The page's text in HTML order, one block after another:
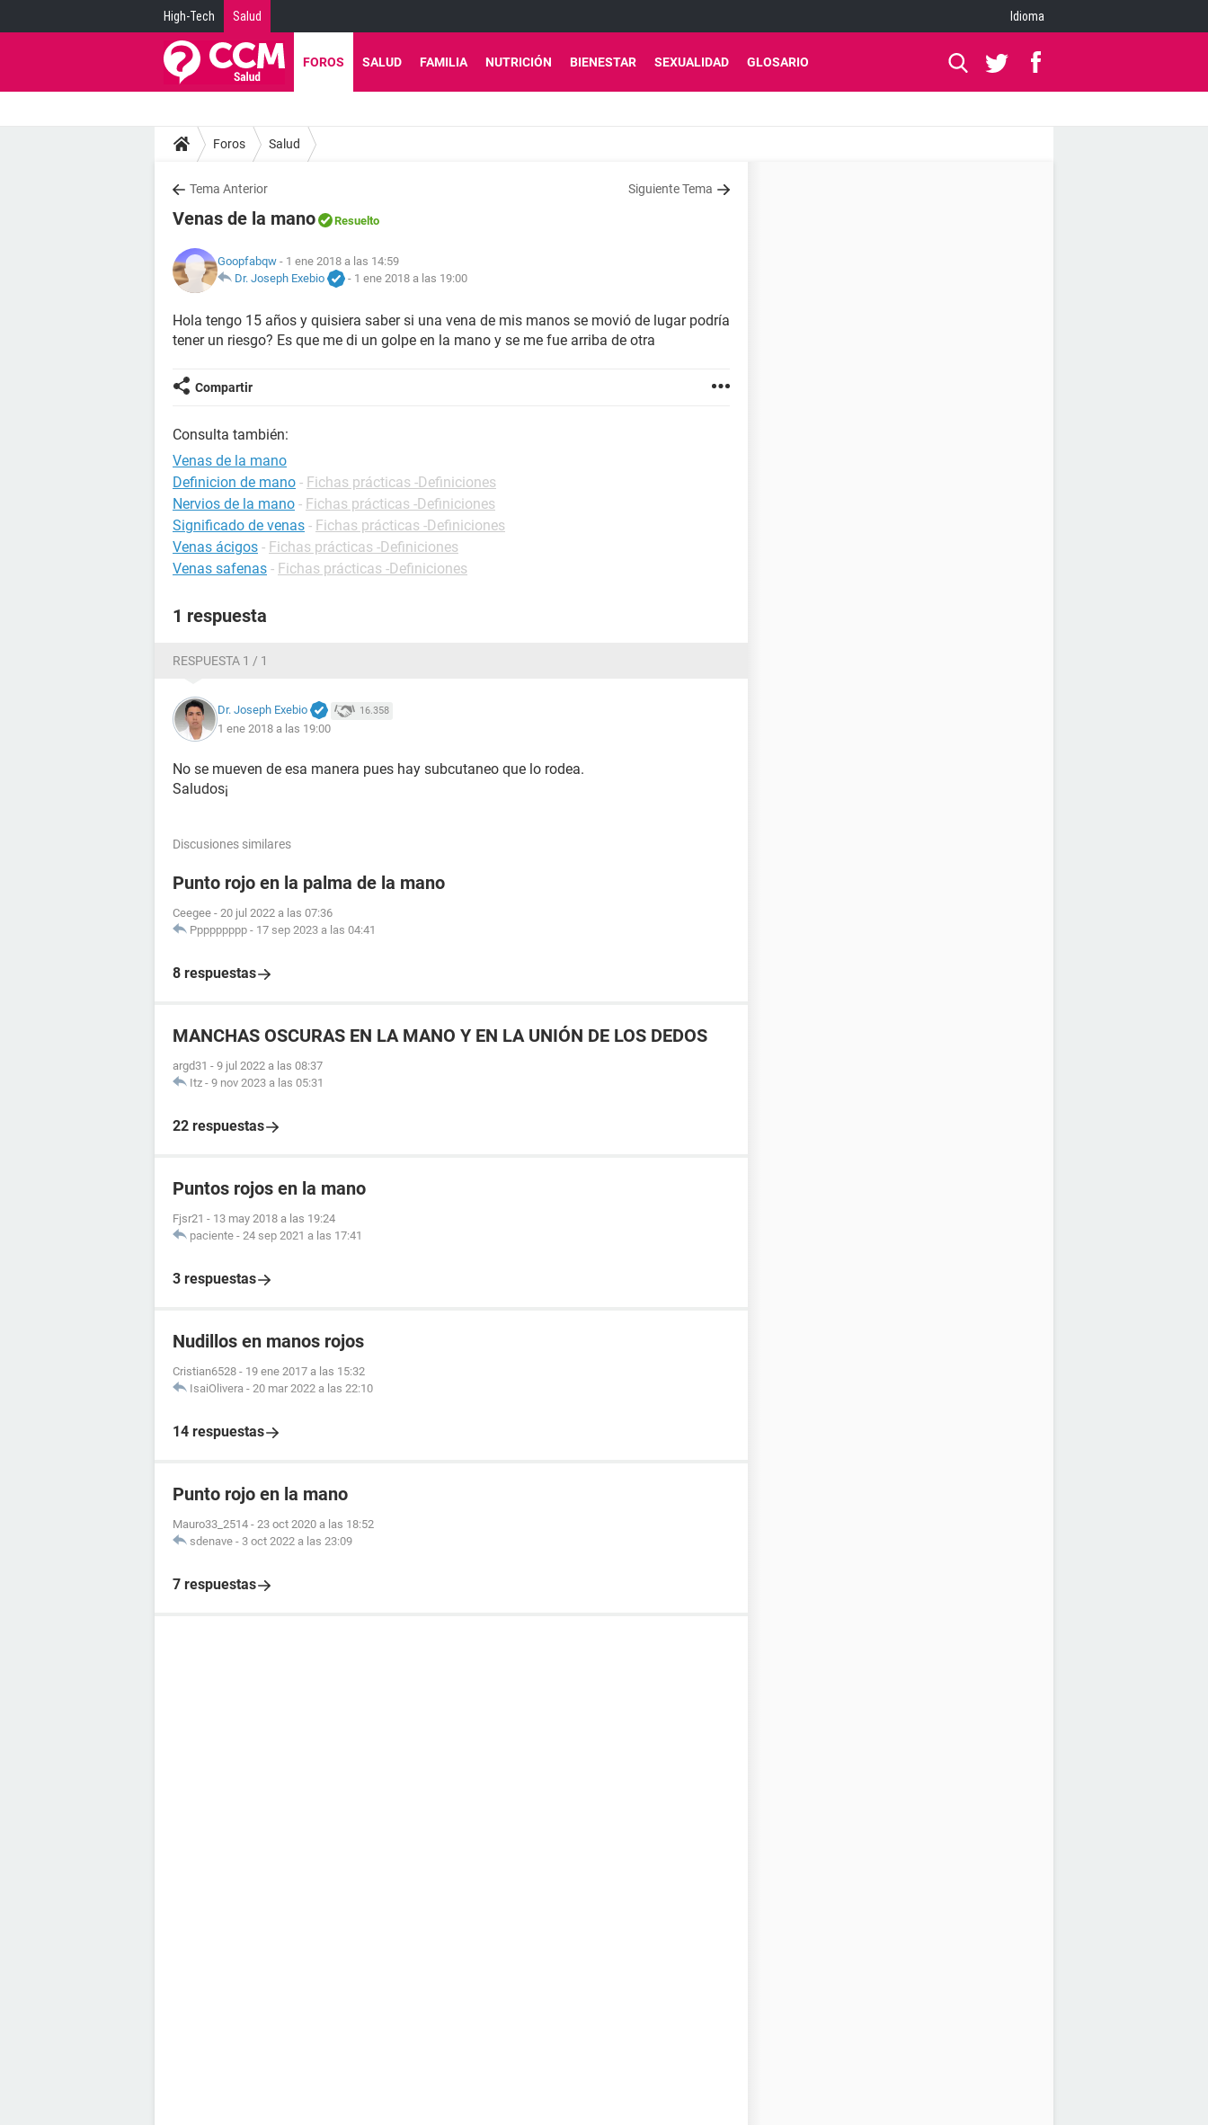
High-Tech Salud Idioma
FOROS SALUD FAMILIA NUTRICIÓN BIENESTAR SEXUALIDAD GLOSARIO
Foros Salud
Tema Anterior Siguiente Tema
Venas de la mano Resuelto
Goopfabqw - 1 ene 2018 a las 14:59
Dr. Joseph Exebio
- 1 ene 2018 a las 19:00
Hola tengo 15 años y quisiera saber si una vena de mis manos se movió de lugar podría
tener un riesgo? Es que me di un golpe en la mano y se me fue arriba de otra
Compartir
Consulta también:
Venas de la mano
Definicion de mano - Fichas prácticas -Definiciones
Nervios de la mano - Fichas prácticas -Definiciones
Significado de venas - Fichas prácticas -Definiciones
Venas ácigos - Fichas prácticas -Definiciones
Venas safenas - Fichas prácticas -Definiciones
1 respuesta
RESPUESTA 1 / 1
Dr. Joseph Exebio 16.358
1 ene 2018 a las 19:00
No se mueven de esa manera pues hay subcutaneo que lo rodea.
Saludos¡
Discusiones similares
Punto rojo en la palma de la mano
Ceegee - 20 jul 2022 a las 07:36
Ppppppppp - 17 sep 2023 a las 04:41
8 respuestas
MANCHAS OSCURAS EN LA MANO Y EN LA UNIÓN DE LOS DEDOS
argd31 - 9 jul 2022 a las 08:37
Itz - 9 nov 2023 a las 05:31
22 respuestas
Puntos rojos en la mano
Fjsr21 - 13 may 2018 a las 19:24
paciente - 24 sep 2021 a las 17:41
3 respuestas
Nudillos en manos rojos
Cristian6528 - 19 ene 2017 a las 15:32
IsaiOlivera - 20 mar 2022 a las 22:10
14 respuestas
Punto rojo en la mano
Mauro33_2514 - 23 oct 2020 a las 18:52
sdenave - 3 oct 2022 a las 23:09
7 respuestas